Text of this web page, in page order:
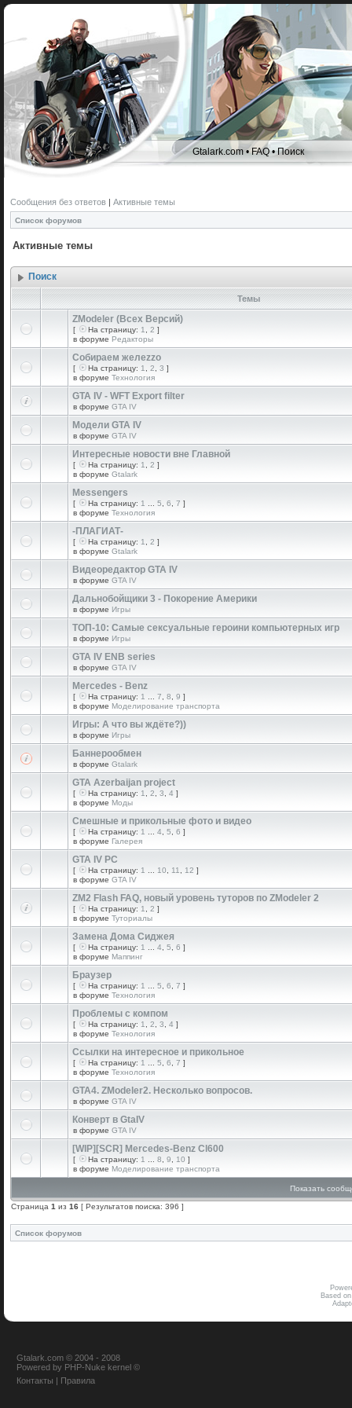
Gtalark.com •FAQ•Поиск
Сообщения без ответов | Активные темы
Список форумов
Активные темы
Поиск
Темы
ZModeler (Всех Версий)
[ На страницу: 1 2 ]
в форуме Редакторы
Собираем желеzzо
[ На страницу: 1 2 3 ]
в форуме Технология
GTA IV - WFT Export filter
в форуме GTA IV
Модели GTA IV
в форуме GTA IV
Интересные новости вне Главной
[ На страницу: 1 2 ]
в форуме Gtalark
Messengers
[ На страницу: 1 5 6 7 ]
в форуме Технология
-ПЛАГИАТ-
[ На страницу: 1 2 ]
в форуме Gtalark
Видеоредактор GTA IV
в форуме GTA IV
Дальнобойщики 3 - Покорение Америки
в форуме Игры
ТОП-10: Самые сексуальные героини компьютерных игр
в форуме Игры
GTA IV ENB series
в форуме GTA IV
Mercedes - Benz
[ На страницу: 1 7 8 9 ]
в форуме Моделирование транспорта
Игры: А что вы ждёте?))
в форуме Игры
Баннерообмен
в форуме Gtalark
GTA Azerbaijan project
[ На страницу: 1 2 3 4 ]
в форуме Моды
Смешные и прикольные фото и видео
[ На страницу: 1 4 5 6 ]
в форуме Галерея
GTA IV PC
[ На страницу: 1 10 11 12 ]
в форуме GTA IV
ZM2 Flash FAQ, новый уровень туторов по ZModeler 2
[ На страницу: 1 2 ]
в форуме Туториалы
Замена Дома Сиджея
[ На страницу: 1 4 5 6 ]
в форуме Маппинг
Браузер
[ На страницу: 1 5 6 7 ]
в форуме Технология
Проблемы с компом
[ На страницу: 1 2 3 4 ]
в форуме Технология
Ссылки на интересное и прикольное
[ На страницу: 1 5 6 7 ]
в форуме Технология
GTA4. ZModeler2. Несколько вопросов.
в форуме GTA IV
Конверт в GtaIV
в форуме GTA IV
[WIP][SCR] Mercedes-Benz Cl600
[ На страницу: 1 8 9 10 ]
в форуме Моделирование транспорта
Показать
Страница 1 из 16 [ Результатов поиска: 396 ]
Список форумов
Based
Gtalark.com © 2004 - 2008
Powered by PHP-Nuke kernel ©
Контакты | Правила